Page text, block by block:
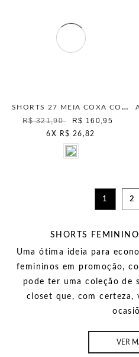
SHORTS 27 MEIA COXA COMFORT PRETO
R$ 321,90
R$ 160,95
6 X R$ 26,82
1 2
SHORTS
Uma ótima ideia para
femininos em promoção,
pode ter uma coleção de
closet que, com certeza,
VER